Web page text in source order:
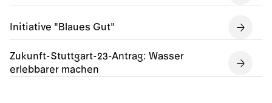
Initiative "Blaues Gut"
Zukunft-Stuttgart-23-Antrag: Wasser
erlebbarer machen